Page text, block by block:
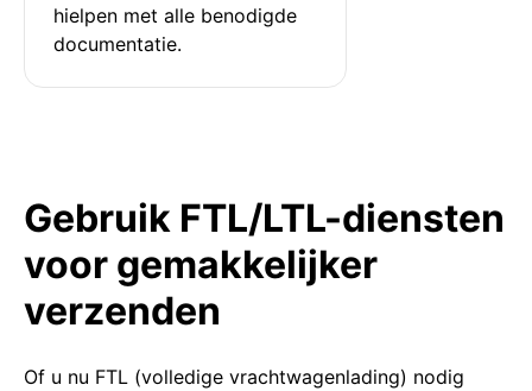
hielpen met alle benodigde
documentatie.
Gebruik FTL/LTL-diensten
voor gemakkelijker
verzenden
Of u nu FTL (volledige vrachtwagenlading) nodig